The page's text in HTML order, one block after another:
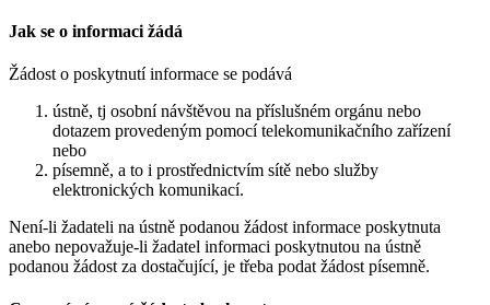
Jak se o informaci žádá
Žádost o poskytnutí informace se podává
ústně, tj osobní návštěvou na příslušném orgánu nebo
dotazem provedeným pomocí telekomunikačního zařízení
nebo
písemně, a to i prostřednictvím sítě nebo služby
elektronických komunikací.
Není-li žadateli na ústně podanou žádost informace poskytnuta
anebo nepovažuje-li žadatel informaci poskytnutou na ústně
podanou žádost za dostačující, je třeba podat žádost písemně.